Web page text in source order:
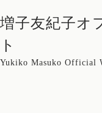
増子友紀子オ
ト
Yukiko Masuko Official